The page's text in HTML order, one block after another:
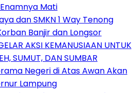
Mati
dan SMKN 1 Way Tenong
Banjir dan Longsor
AKSI KEMANUSIAAN UNTUK
SUMUT, DAN SUMBAR
Negeri di Atas Awan Akan
Lampung